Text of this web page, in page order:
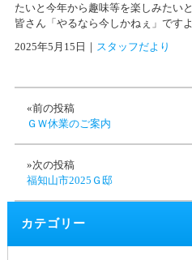
たいと今年から趣味等を楽しみたい
皆さん「やるなら今しかねぇ」ですよ
2025年5月15日 ｜ スタッフだより
«前の投稿
ＧＷ休業のご案内
»次の投稿
福知山市2025Ｇ邸
カテゴリー